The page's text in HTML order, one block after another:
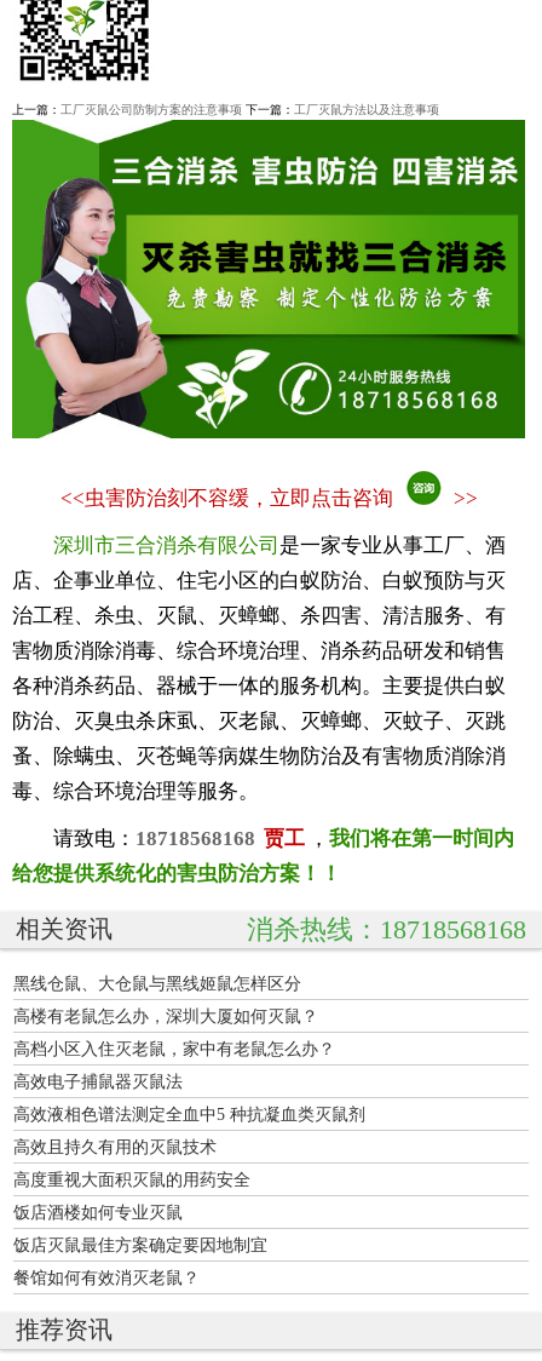
上一篇： 工厂灭鼠公司防制方案的注意事项 下一篇： 工厂灭鼠方法以及注意事项
<<虫害防治刻不容缓，立即点击咨询 >>
深圳市三合消杀有限公司 是一家专业从事工厂、酒
店、企事业单位、住宅小区的白蚁防治、白蚁预防与灭
治工程、杀虫、灭鼠、灭蟑螂、杀四害、清洁服务、有
害物质消除消毒、综合环境治理、消杀药品研发和销售
各种消杀药品、器械于一体的服务机构。主要提供白蚁
防治、灭臭虫杀床虱、灭老鼠、灭蟑螂、灭蚊子、灭跳
蚤、除螨虫、灭苍蝇等病媒生物防治及有害物质消除消
毒、综合环境治理等服务。
请致电： 18718568168 贾工 ， 我们将在第一时间内
给您提供系统化的害虫防治方案！！
相关资讯 消杀热线：18718568168
黑线仓鼠、大仓鼠与黑线姬鼠怎样区分
高楼有老鼠怎么办，深圳大厦如何灭鼠？
高档小区入住灭老鼠，家中有老鼠怎么办？
高效电子捕鼠器灭鼠法
高效液相色谱法测定全血中5 种抗凝血类灭鼠剂
高效且持久有用的灭鼠技术
高度重视大面积灭鼠的用药安全
饭店酒楼如何专业灭鼠
饭店灭鼠最佳方案确定要因地制宜
餐馆如何有效消灭老鼠？
推荐资讯